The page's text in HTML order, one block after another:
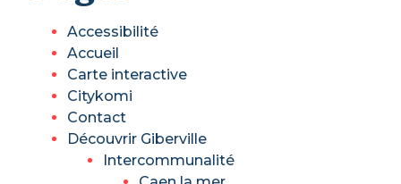
Accessibilité
Accueil
Carte interactive
Citykomi
Contact
Découvrir Giberville
Intercommunalité